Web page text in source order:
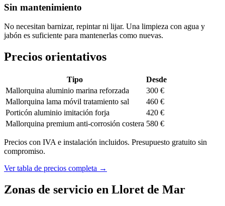
Sin mantenimiento
No necesitan barnizar, repintar ni lijar. Una limpieza con agua y
jabón es suficiente para mantenerlas como nuevas.
Precios orientativos
Tipo
Desde
Mallorquina aluminio marina reforzada
300 €
Mallorquina lama móvil tratamiento sal
460 €
Porticón aluminio imitación forja
420 €
Mallorquina premium anti-corrosión costera 580 €
Precios con IVA e instalación incluidos. Presupuesto gratuito sin
compromiso.
Ver tabla de precios completa →
Zonas de servicio en Lloret de Mar